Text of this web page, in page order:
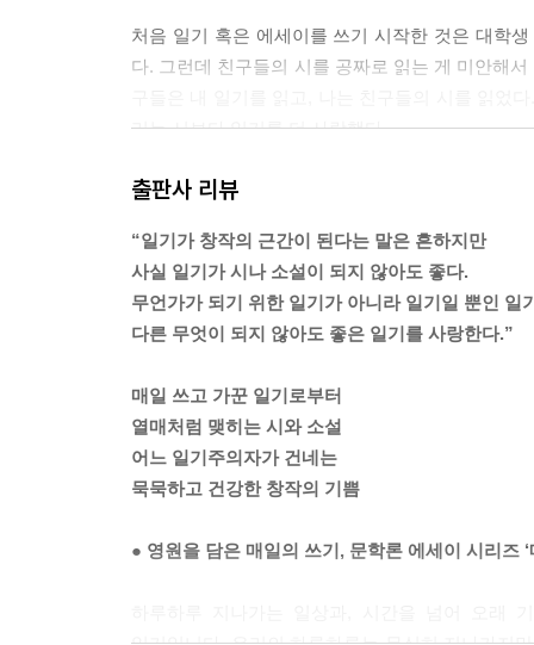
처음 일기 혹은 에세이를 쓰기 시작한 것은 대학
다. 그런데 친구들의 시를 공짜로 읽는 게 미안해
리는 시보다 일기를 더 사랑했다.
않은 것들의 순위는 내 멋대로 재조정된다. 세상
또한 글을 쓰는 동안에는 여전히 중요하지 않다.
--- p.260
출판사 리뷰
“일기가 창작의 근간이 된다는 말은 흔하지만
사실 일기가 시나 소설이 되지 않아도 좋다.
무언가가 되기 위한 일기가 아니라 일기일 뿐인 일
다른 무엇이 되지 않아도 좋은 일기를 사랑한다.”
매일 쓰고 가꾼 일기로부터
열매처럼 맺히는 시와 소설
어느 일기주의자가 건네는
묵묵하고 건강한 창작의 기쁨
● 영원을 담은 매일의 쓰기, 문학론 에세이 시리즈 ‘